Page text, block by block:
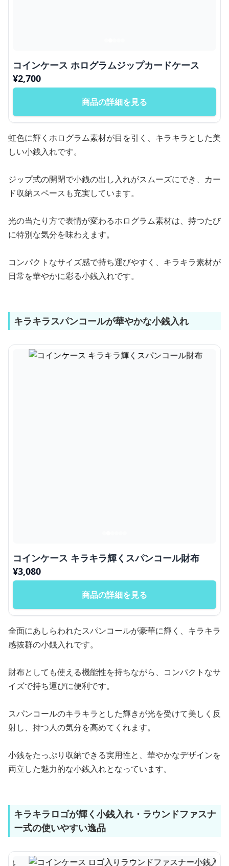
コインケース ホログラムジップカードケース
¥2,700
商品の詳細を見る
虹色に輝くホログラム素材が目を引く、キラキラとした美
しい小銭入れです。
ジップ式の開閉で小銭の出し入れがスムーズにでき、カー
ド収納スペースも充実しています。
光の当たり方で表情が変わるホログラム素材は、持つたび
に特別な気分を味わえます。
コンパクトなサイズ感で持ち運びやすく、キラキラ素材が
日常を華やかに彩る小銭入れです。
キラキラスパンコールが華やかな小銭入れ
コインケース キラキラ輝くスパンコール財布
¥3,080
商品の詳細を見る
全面にあしらわれたスパンコールが豪華に輝く、キラキラ
感抜群の小銭入れです。
財布としても使える機能性を持ちながら、コンパクトなサ
イズで持ち運びに便利です。
スパンコールのキラキラとした輝きが光を受けて美しく反
射し、持つ人の気分を高めてくれます。
小銭をたっぷり収納できる実用性と、華やかなデザインを
両立した魅力的な小銭入れとなっています。
キラキラロゴが輝く小銭入れ・ラウンドファスナ
ー式の使いやすい逸品